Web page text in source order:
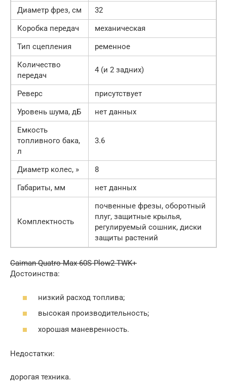
Диаметр фрез, см
32
Коробка передач
механическая
Тип сцепления
ременное
Количество
передач
4 (и 2 задних)
Реверс
присутствует
Уровень шума, дБ
нет данных
Емкость
топливного бака,
л
3.6
Диаметр колес, »
8
Габариты, мм
нет данных
Комплектность
почвенные фрезы, оборотный
плуг, защитные крылья,
регулируемый сошник, диски
защиты растений
Caiman Quatro Max 60S Plow2 TWK+
Достоинства:
низкий расход топлива;
высокая производительность;
хорошая маневренность.
Недостатки:
дорогая техника.